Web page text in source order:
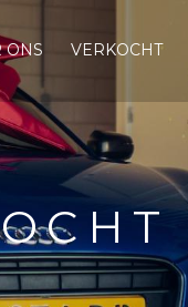
ONS VERKOCHT